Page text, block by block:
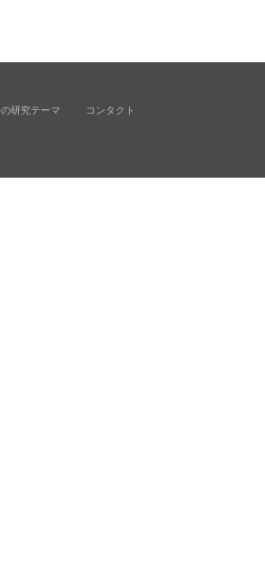
研究テーマ コンタクト